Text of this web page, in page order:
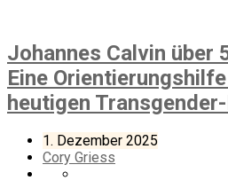
Johannes Calvin über
Eine
heutigen
1. Dezember 2025
Cory Griess